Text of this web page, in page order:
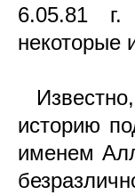
6.05.81 г.
некоторые
историю
именем